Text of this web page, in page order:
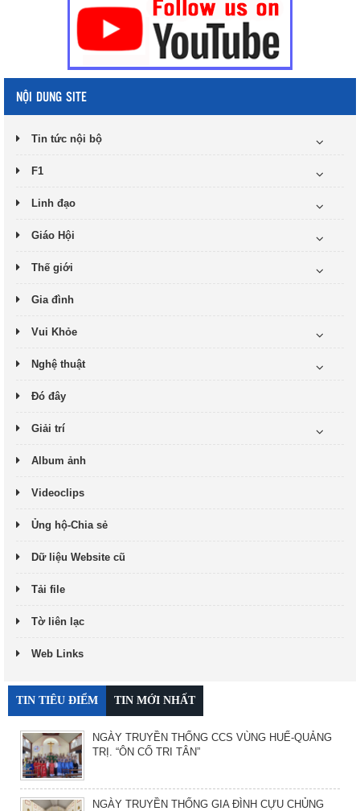
NỘI DUNG SITE
Tin tức nội bộ
F1
Linh đạo
Giáo Hội
Thế giới
Gia đình
Vui Khỏe
Nghệ thuật
Đó đây
Giải trí
Album ảnh
Videoclips
Ủng hộ-Chia sẻ
Dữ liệu Website cũ
Tải file
Tờ liên lạc
Web Links
TIN TIÊU ĐIỂM TIN MỚI NHẤT
NGÀY TRUYỀN THỐNG CCS VÙNG HUẾ-QUẢNG
TRỊ. “ÔN CỐ TRI TÂN”
NGÀY TRUYỀN THỐNG GIA ĐÌNH CỰU CHỦNG